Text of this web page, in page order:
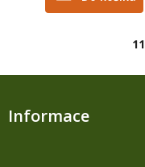
11
Informace